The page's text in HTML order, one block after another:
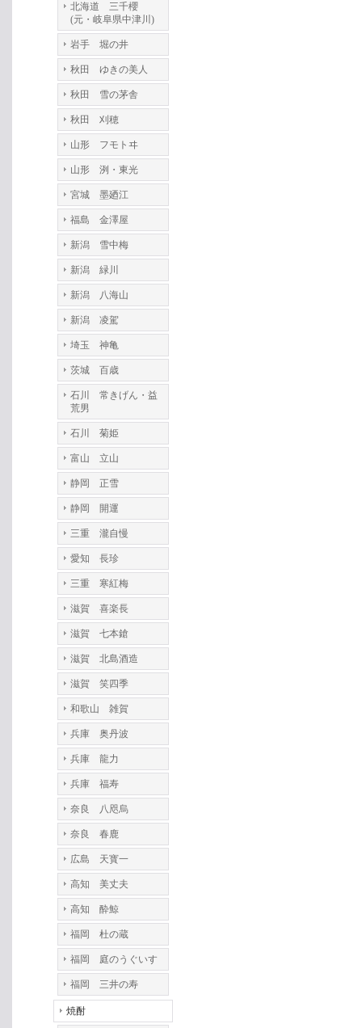
北海道 三千櫻
(元・岐阜県中津川)
岩手 堀の井
秋田 ゆきの美人
秋田 雪の茅舎
秋田 刈穂
山形 フモトヰ
山形 洌・東光
宮城 墨廼江
福島 金澤屋
新潟 雪中梅
新潟 緑川
新潟 八海山
新潟 凌駕
埼玉 神亀
茨城 百歳
石川 常きげん・益
荒男
石川 菊姫
富山 立山
静岡 正雪
静岡 開運
三重 瀧自慢
愛知 長珍
三重 寒紅梅
滋賀 喜楽長
滋賀 七本鎗
滋賀 北島酒造
滋賀 笑四季
和歌山 雑賀
兵庫 奥丹波
兵庫 龍力
兵庫 福寿
奈良 八咫烏
奈良 春鹿
広島 天寳一
高知 美丈夫
高知 酔鯨
福岡 杜の蔵
福岡 庭のうぐいす
福岡 三井の寿
焼酎